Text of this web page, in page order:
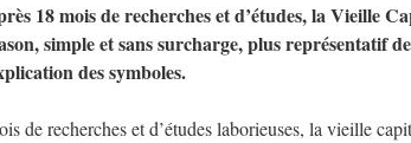
18 mois de recherches et d’études, la Vieille
simple et sans surcharge, plus représentatif
des symboles.
de recherches et d’études laborieuses, la vieille